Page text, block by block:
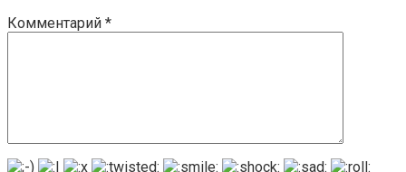
Комментарий *